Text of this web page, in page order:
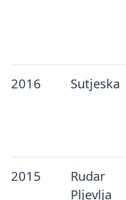
2016 Sutjeska
2015
Rudar
Pljevlja